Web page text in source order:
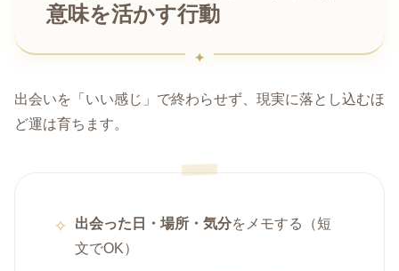
意味を活かす行動
出会いを「いい感じ」で終わらせず、現実に落とし込むほ
ど運は育ちます。
出会った日・場所・気分をメモする（短
文でOK）